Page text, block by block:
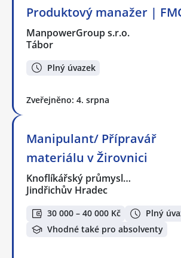
Produktový manažer |
ManpowerGroup s.r.o.
Tábor
Plný úvazek
Zveřejněno: 4. srpna
Manipulant/ Přípravář
materiálu v Žirovnici
Knoflíkářský průmysl…
Jindřichův Hradec
30 000 – 40 000 Kč
Plný
Vhodné také pro absolventy